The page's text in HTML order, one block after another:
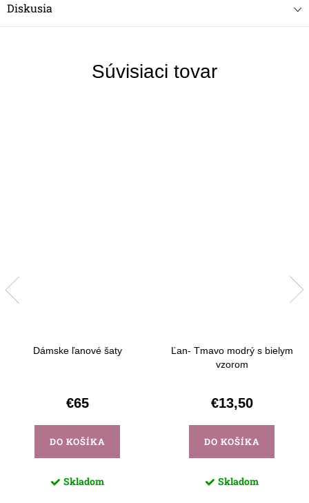
Diskusia
Súvisiaci tovar
Dámske ľanové šaty
€65
DO KOŠÍKA
Skladom
Ľan- Tmavo modrý s bielym
vzorom
€13,50
DO KOŠÍKA
Skladom